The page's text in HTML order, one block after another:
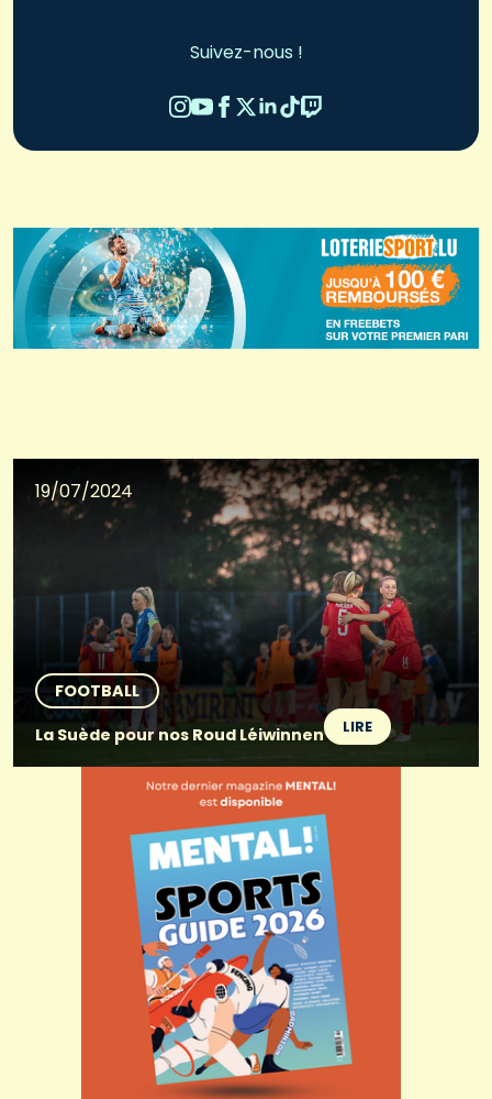
Suivez-nous !
19/07/2024
FOOTBALL
La Suède pour nos Roud Léiwinnen
LIRE